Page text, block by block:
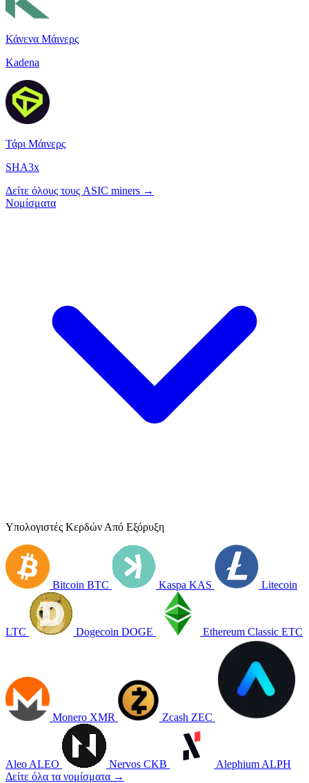
Κάνενα Μάινερς
Kadena
Τάρι Μάινερς
SHA3x
Δείτε όλους τους ASIC miners →
Νομίσματα
Υπολογιστές Κερδών Από Εξόρυξη
Bitcoin BTC Kaspa KAS Litecoin
LTC Dogecoin DOGE Ethereum Classic ETC
Monero XMR Zcash ZEC
Aleo ALEO Nervos CKB Alephium ALPH
Δείτε όλα τα νομίσματα →